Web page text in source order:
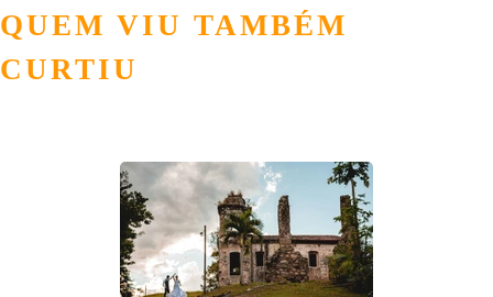
QUEM VIU TAMBÉM
CURTIU